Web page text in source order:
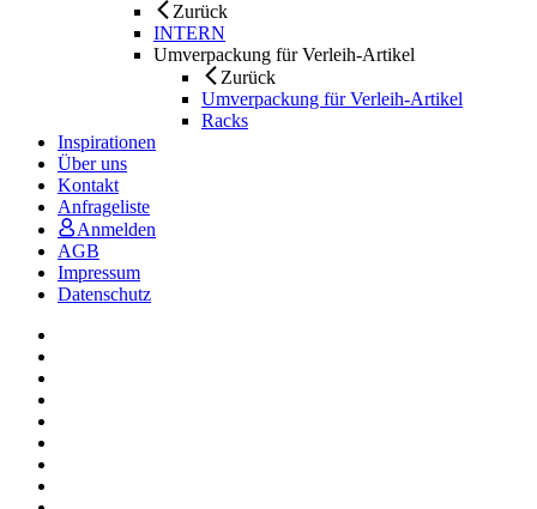
Zurück
INTERN
Umverpackung für Verleih-Artikel
Zurück
Umverpackung für Verleih-Artikel
Racks
Inspirationen
Über uns
Kontakt
Anfrageliste
Anmelden
AGB
Impressum
Datenschutz